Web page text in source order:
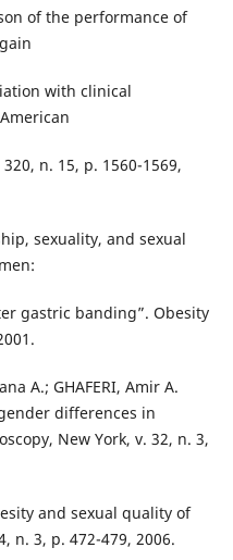
of the performance of
with clinical
n. 15, p. 1560-1569,
sexuality, and sexual
gastric banding”. Obesity
A.; GHAFERI, Amir A.
differences in
New York, v. 32, n. 3,
and sexual quality of
n. 3, p. 472-479, 2006.